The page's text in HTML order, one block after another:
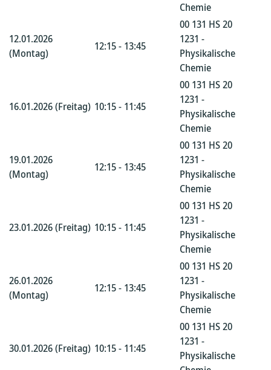
Chemie
12.01.2026
(Montag)
12:15 - 13:45
00 131 HS 20
1231 -
Physikalische
Chemie
16.01.2026 (Freitag) 10:15 - 11:45
00 131 HS 20
1231 -
Physikalische
Chemie
19.01.2026
(Montag)
12:15 - 13:45
00 131 HS 20
1231 -
Physikalische
Chemie
23.01.2026 (Freitag) 10:15 - 11:45
00 131 HS 20
1231 -
Physikalische
Chemie
26.01.2026
(Montag)
12:15 - 13:45
00 131 HS 20
1231 -
Physikalische
Chemie
30.01.2026 (Freitag) 10:15 - 11:45
00 131 HS 20
1231 -
Physikalische